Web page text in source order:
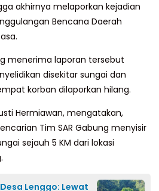
akhirnya melaporkan kejadian
Bencana Daerah
menerima laporan tersebut
disekitar sungai dan
korban dilaporkan hilang.
Hermiawan, mengatakan,
Tim SAR Gabung menyisir
sejauh 5 KM dari lokasi
Lenggo: Lewat